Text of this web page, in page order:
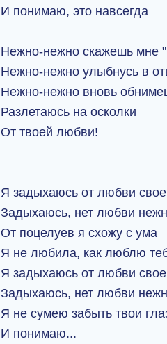
И понимаю, это навсегда
Нежно-нежно скажешь мне
Нежно-нежно улыбнусь в
Нежно-нежно вновь
Разлетаюсь на осколки
От твоей любви!
Я задыхаюсь от любви
Задыхаюсь, нет любви
От поцелуев я схожу с ума
Я не любила, как люблю
Я задыхаюсь от любви
Задыхаюсь, нет любви
Я не сумею забыть твои
И понимаю...